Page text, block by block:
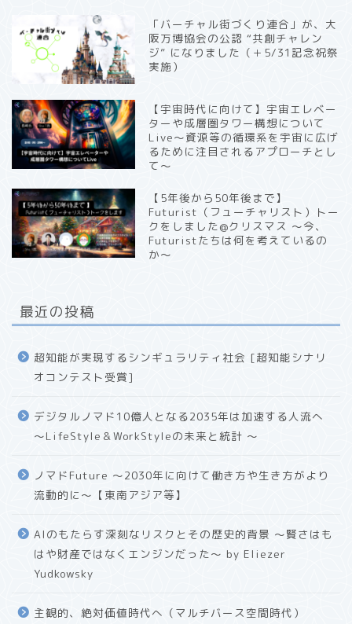
「バーチャル街づくり連合」が、大
阪万博協会の公認 “共創チャレン
ジ” になりました（＋5/31記念祝祭
実施）
【宇宙時代に向けて】宇宙エレベー
ターや成層圏タワー構想について
Live〜資源等の循環系を宇宙に広げ
るために注目されるアプローチとし
て〜
【5年後から50年後まで】
Futurist（フューチャリスト）トー
クをしました@クリスマス 〜今、
Futuristたちは何を考えているの
か〜
最近の投稿
超知能が実現するシンギュラリティ社会 [超知能シナリ
オコンテスト受賞]
デジタルノマド10億人となる2035年は加速する人流へ
〜LifeStyle＆WorkStyleの未来と統計 〜
ノマドFuture 〜2030年に向けて働き方や生き方がより
流動的に〜【東南アジア等】
AIのもたらす深刻なリスクとその歴史的背景 〜賢さはも
はや財産ではなくエンジンだった〜 by Eliezer
Yudkowsky
主観的、絶対価値時代へ（マルチバース空間時代）